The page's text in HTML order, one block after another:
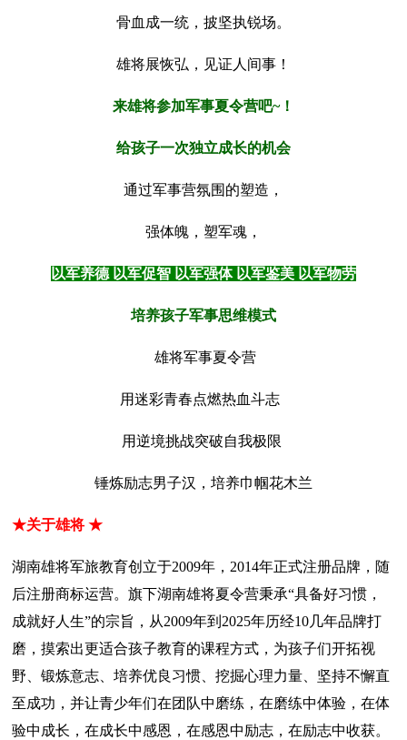
骨血成一统，披坚执锐场。
雄将展恢弘，见证人间事！
来雄将参加军事夏令营吧~！
给孩子一次独立成长的机会
通过军事营氛围的塑造，
强体魄，塑军魂，
以军养德 以军促智 以军强体 以军鉴美 以军物劳
培养孩子军事思维模式
雄将军事夏令营
用迷彩青春点燃热血斗志
用逆境挑战突破自我极限
锤炼励志男子汉，培养巾帼花木兰
★关于雄将 ★
湖南雄将军旅教育创立于2009年，2014年正式注册品牌，随
后注册商标运营。旗下湖南雄将夏令营秉承“具备好习惯，
成就好人生”的宗旨，从2009年到2025年历经10几年品牌打
磨，摸索出更适合孩子教育的课程方式，为孩子们开拓视
野、锻炼意志、培养优良习惯、挖掘心理力量、坚持不懈直
至成功，并让青少年们在团队中磨练，在磨练中体验，在体
验中成长，在成长中感恩，在感恩中励志，在励志中收获。